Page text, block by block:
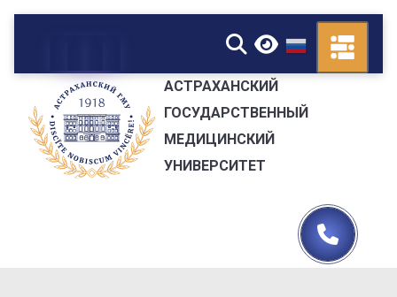
▼
АСТРАХАНСКИЙ
ГОСУДАРСТВЕННЫЙ
МЕДИЦИНСКИЙ
УНИВЕРСИТЕТ